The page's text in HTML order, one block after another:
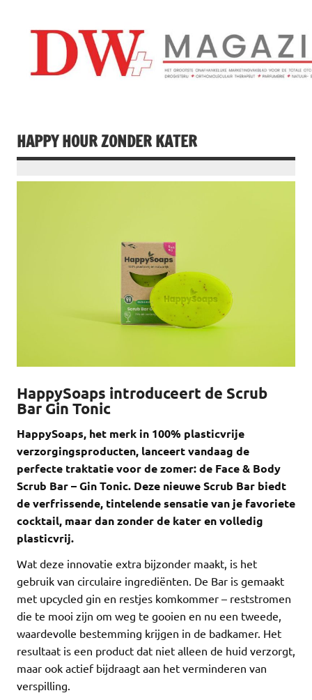
inhoud
HAPPY HOUR ZONDER KATER
HappySoaps introduceert de Scrub
Bar Gin Tonic
HappySoaps, het merk in 100% plasticvrije
verzorgingsproducten, lanceert vandaag de
perfecte traktatie voor de zomer: de Face & Body
Scrub Bar – Gin Tonic. Deze nieuwe Scrub Bar biedt
de verfrissende, tintelende sensatie van je favoriete
cocktail, maar dan zonder de kater en volledig
plasticvrij.
Wat deze innovatie extra bijzonder maakt, is het
gebruik van circulaire ingrediënten. De Bar is gemaakt
met upcycled gin en restjes komkommer – reststromen
die te mooi zijn om weg te gooien en nu een tweede,
waardevolle bestemming krijgen in de badkamer. Het
resultaat is een product dat niet alleen de huid verzorgt,
maar ook actief bijdraagt aan het verminderen van
verspilling.